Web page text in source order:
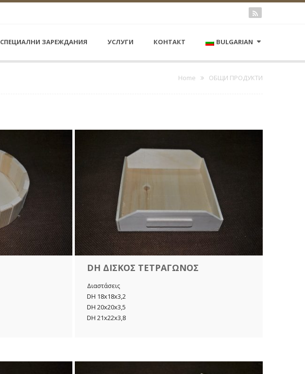
СПЕЦИАЛНИ ЗАРЕЖДАНИЯ УСЛУГИ КОНТАКТ BULGARIAN
Home ОБЩИ ПРОДУКТИ
DH ΔΙΣΚΟΣ ΤΕΤΡΑΓΩΝΟΣ
Διαστάσεις
DH 18x18x3,2
DH 20x20x3,5
DH 21x22x3,8